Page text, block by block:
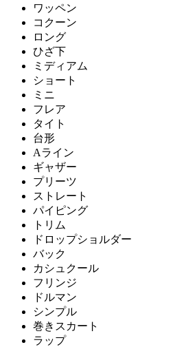
ワッペン
コクーン
ロング
ひざ下
ミディアム
ショート
ミニ
フレア
タイト
台形
Aライン
ギャザー
プリーツ
ストレート
パイピング
トリム
ドロップショルダー
バック
カシュクール
フリンジ
ドルマン
シンプル
巻きスカート
ラップ